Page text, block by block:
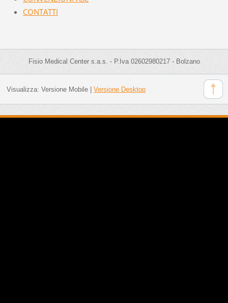
CONTATTI
Fisio Medical Center s.a.s. - P.Iva 02602980217 - Bolzano
Visualizza: Versione Mobile| Versione Desktop